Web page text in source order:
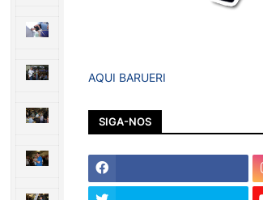
AQUI BARUERI
SIGA-NOS